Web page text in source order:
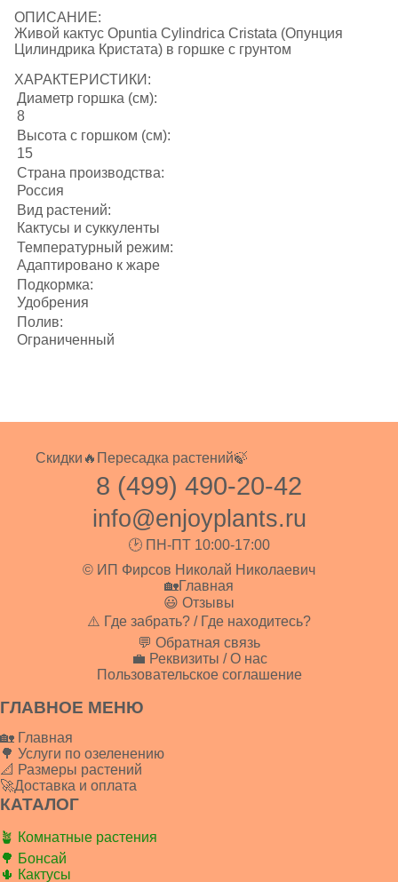
ОПИСАНИЕ:
Живой кактус Opuntia Cylindrica Cristata (Опунция
Цилиндрика Кристата) в горшке с грунтом
ХАРАКТЕРИСТИКИ:
Диаметр горшка (см):
8
Высота с горшком (см):
15
Страна производства:
Россия
Вид растений:
Кактусы и суккуленты
Температурный режим:
Адаптировано к жаре
Подкормка:
Удобрения
Полив:
Ограниченный
Скидки🔥 Пересадка растений🍃
8 (499) 490-20-42
info@enjoyplants.ru
🕑 ПН-ПТ 10:00-17:00
© ИП Фирсов Николай Николаевич
🏡Главная
😃 Отзывы
⚠️ Где забрать? / Где находитесь?
💬 Обратная связь
💼 Реквизиты / О нас
Пользовательское соглашение
ГЛАВНОЕ МЕНЮ
🏡 Главная
🌳 Услуги по озеленению
📐 Размеры растений
🚀Доставка и оплата
КАТАЛОГ
🪴 Комнатные растения
🌳 Бонсай
🌵 Кактусы